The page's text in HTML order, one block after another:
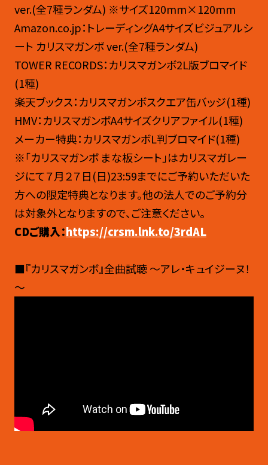
ver.(全7種ランダム) ※サイズ120mm×120mm​
Amazon.co.jp：トレーディングA4サイズビジュアルシ
ート カリスマガンボ ver.(全7種ランダム)​
TOWER RECORDS：カリスマガンボ2L版ブロマイド
(1種) ​
楽天ブックス：カリスマガンボスクエア缶バッジ(1種) ​
HMV：カリスマガンボA4サイズクリアファイル(1種) ​
メーカー特典：カリスマガンボL判ブロマイド(1種) ​
※「カリスマガンボ まな板シート」はカリスマガレー
ジにて７月２７日(日)23:59までにご予約いただいた
方への限定特典となります。他の法人でのご予約分
は対象外となりますので、ご注意ください。
CDご購入：https://crsm.lnk.to/3rdAL
■『カリスマガンボ』全曲試聴 ～アレ・キュイジーヌ！
～